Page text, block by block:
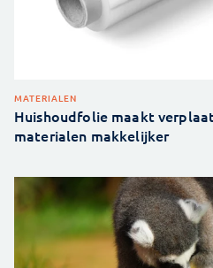
MATERIALEN
Huishoudfolie maakt
materialen makkelijker